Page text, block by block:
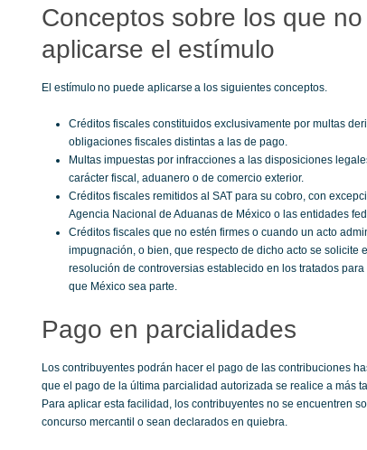
Conceptos sobre los que
aplicarse el estímulo
El estímulo no puede aplicarse a los siguientes conceptos.
Créditos fiscales constituidos exclusivamente por multas
obligaciones fiscales distintas a las de pago.
Multas impuestas por infracciones a las disposiciones
carácter fiscal, aduanero o de comercio exterior.
Créditos fiscales remitidos al SAT para su cobro, con
Agencia Nacional de Aduanas de México o las entidades
Créditos fiscales que no estén firmes o cuando un acto
impugnación, o bien, que respecto de dicho acto se solicite
resolución de controversias establecido en los tratados
que México sea parte.
Pago en parcialidades
Los contribuyentes podrán hacer el pago de las contribuciones
que el pago de la última parcialidad autorizada se realice a más
Para aplicar esta facilidad, los contribuyentes no se encuentren
concurso mercantil o sean declarados en quiebra.